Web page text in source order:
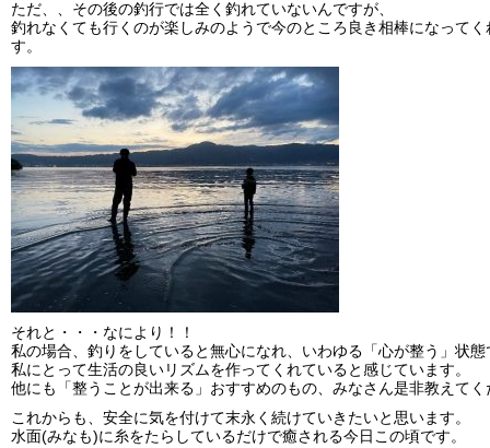
ただ、、その後の釣行では全く釣れていないんですが、
釣れなくても行くのが楽しみのようで今のところ良き相棒になってく
す。
それと・・・なにより！！
私の場合、釣りをしていると無心になれ、いわゆる「心が整う」状態
私にとって生活の良いリズムを作ってくれていると感じています。
他にも「整うことが出来る」おすすめのもの、みなさん是非教えてく
これからも、安全に気を付けて末永く続けていきたいと思います。
水面(みなも)に糸をたらしているだけで癒される今日この頃です。